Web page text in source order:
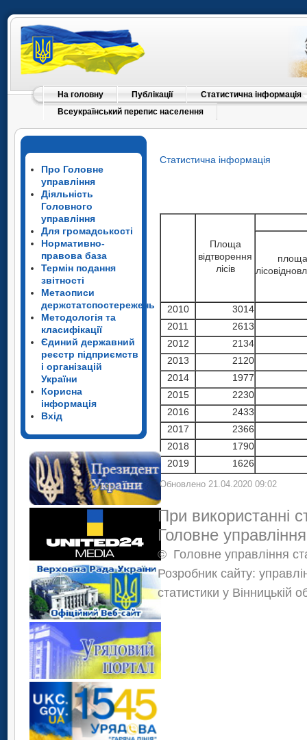
На головну Публікації
Статистична інформація
Всеукраїнський перепис населення
Про Головне
управління
Діяльність
Головного
управління
Для громадськості
Нормативно-
правова база
Термін подання
звітності
Метаописи
держстатспостережень
Методологія та
класифікації
Єдиний державний
реєстр підприємств
і організацій
України
Корисна
інформація
Вхід
Статистична інформація
Площа
відтворення
лісів
площа
2010
3014
2011
2613
2012
2134
2013
2120
2014
1977
2015
2230
2016
2433
2017
2366
2018
1790
2019
1626
Обновлено 21.04.2020 09:02
При використанні
Головне
© Головне управління
Розробник сайту:
статистики у Вінницькій